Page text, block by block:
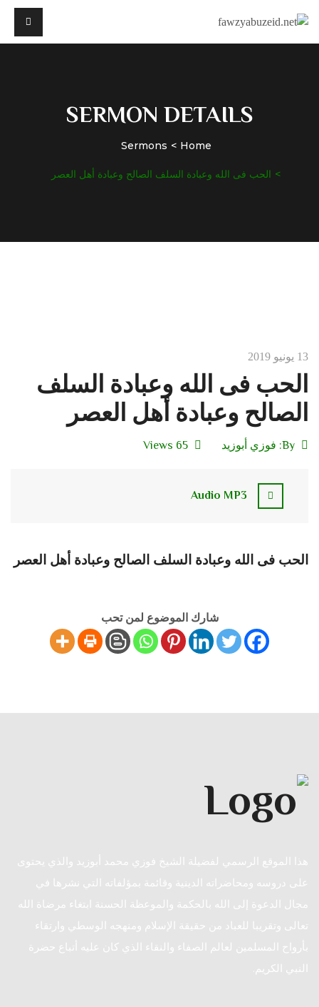
SERMON DETAILS
Home
Sermons
الحب فى الله وعبادة السلف الصالح وعبادة أهل العصر
13 يونيو 2019
الحب فى الله وعبادة السلف
الصالح وعبادة أهل العصر
By: فوزي أبوزيد 65 Views
Audio MP3
الحب فى الله وعبادة السلف الصالح وعبادة أهل العصر
شارك الموضوع لمن تحب
هذا الموقع الرسمي لفضيلة الشيخ فوزي محمد أبوزيد والذي يحتوى
على دروسه ومحاضراته الدينية وقائمة بمؤلفاته التي نشرها في
مجال الدعوة إلى الله بالحكمة والموعظة الحسنة ابتغاء مرضاة الله
تعالى وتقريبا للعباد من حقيقة الإسلام ومنهجه الوسطي وارتقاء
بأرواح المسلمين لعالم الصفاء والنقاء الذي كان عليه أتباع حضرة
النبي الكريم.